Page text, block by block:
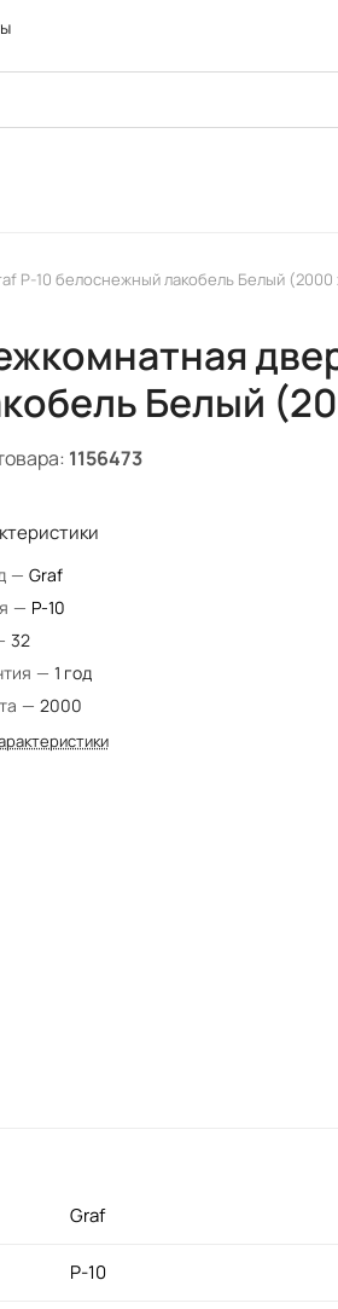
P-10 белоснежный лакобель Белый (2000
Белый
1156473
— Graf
— P-10
32
— 1 год
— 2000
Graf
P-10